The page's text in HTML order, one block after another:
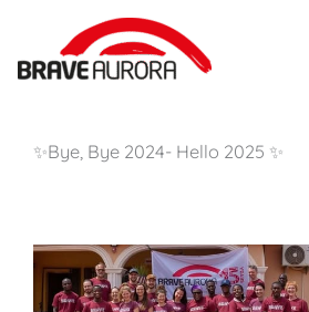
springen
✨Bye, Bye 2024- Hello 2025 ✨